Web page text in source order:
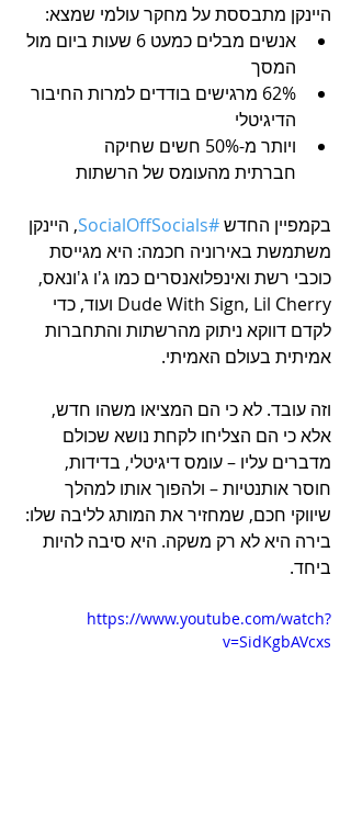
היינקן מתבססת על מחקר עולמי שמצא:
אנשים מבלים כמעט 6 שעות ביום מול
המסך
62% מרגישים בודדים למרות החיבור
הדיגיטלי
ויותר מ-50% חשים שחיקה
חברתית מהעומס של הרשתות
בקמפיין החדש #SocialOffSocials
, היינקן
משתמשת באירוניה חכמה: היא מגייסת
כוכבי רשת ואינפלואנסרים כמו ג'ו ג'ונאס,
Dude With Sign, Lil Cherry ועוד, כדי
לקדם דווקא ניתוק מהרשתות והתחברות
אמיתית בעולם האמיתי.
וזה עובד. לא כי הם המציאו משהו חדש,
אלא כי הם הצליחו לקחת נושא שכולם
מדברים עליו – עומס דיגיטלי, בדידות,
חוסר אותנטיות – ולהפוך אותו למהלך
שיווקי חכם, שמחזיר את המותג לליבה שלו:
בירה היא לא רק משקה. היא סיבה להיות
ביחד.
https://www.youtube.com/watch?
v=SidKgbAVcxs